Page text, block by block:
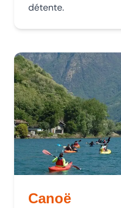
détente.
Canoë